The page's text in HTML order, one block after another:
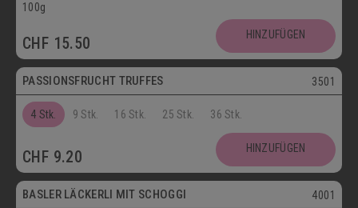
100g
CHF 15.50 HINZUFÜGEN
Postversand
PASSIONSFRUCHT TRUFFES 3501
4 Stk. 9 Stk. 16 Stk. 25 Stk. 36 Stk.
CHF 9.20 HINZUFÜGEN
Vegetarisch
BASLER LÄCKERLI MIT SCHOGGI 4001